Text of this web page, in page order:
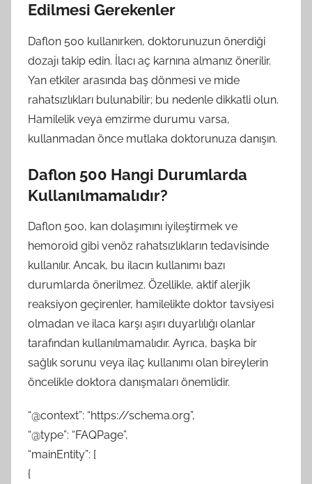
Edilmesi Gerekenler
Daflon 500 kullanırken, doktorunuzun önerdiği
dozajı takip edin. İlacı aç karnına almanız önerilir.
Yan etkiler arasında baş dönmesi ve mide
rahatsızlıkları bulunabilir; bu nedenle dikkatli olun.
Hamilelik veya emzirme durumu varsa,
kullanmadan önce mutlaka doktorunuza danışın.
Daflon 500 Hangi Durumlarda
Kullanılmamalıdır?
Daflon 500, kan dolaşımını iyileştirmek ve
hemoroid gibi venöz rahatsızlıkların tedavisinde
kullanılır. Ancak, bu ilacın kullanımı bazı
durumlarda önerilmez. Özellikle, aktif alerjik
reaksiyon geçirenler, hamilelikte doktor tavsiyesi
olmadan ve ilaca karşı aşırı duyarlılığı olanlar
tarafından kullanılmamalıdır. Ayrıca, başka bir
sağlık sorunu veya ilaç kullanımı olan bireylerin
öncelikle doktora danışmaları önemlidir.
“@context”: “https://schema.org”,
“@type”: “FAQPage”,
“mainEntity”: [
{